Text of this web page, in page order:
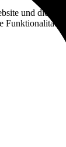
und die